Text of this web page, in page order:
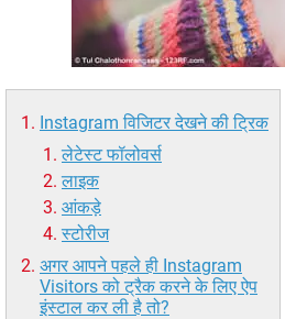
Instagram विजिटर देखने की ट्रिक
लेटेस्ट फॉलोवर्स
लाइक
आंकड़े
स्टोरीज
अगर आपने पहले ही Instagram
Visitors को ट्रैक करने के लिए ऐप
इंस्टाल कर ली है तो?